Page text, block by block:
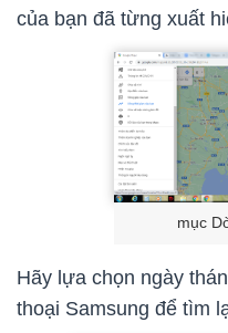
của bạn đã từng xuất
mục
Hãy lựa chọn ngày
thoại Samsung để tìm